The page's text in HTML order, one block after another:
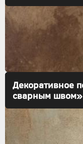
Декоративное
сварным швом»